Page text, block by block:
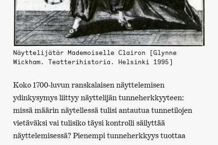
Näyttelijätär Mademoiselle Clairon [Glynne
Wickham. Teatterihistoria. Helsinki 1995]
Koko 1700-luvun ranskalaisen näyttelemisen
ydinkysymys liittyy näyttelijän tunneherkkyyteen:
missä määrin näytellessä tulisi antautua tunnetilojen
vietäväksi vai tulisiko täysi kontrolli säilyttää
näyttelemisessä? Pienempi tunneherkkyys tuottaa